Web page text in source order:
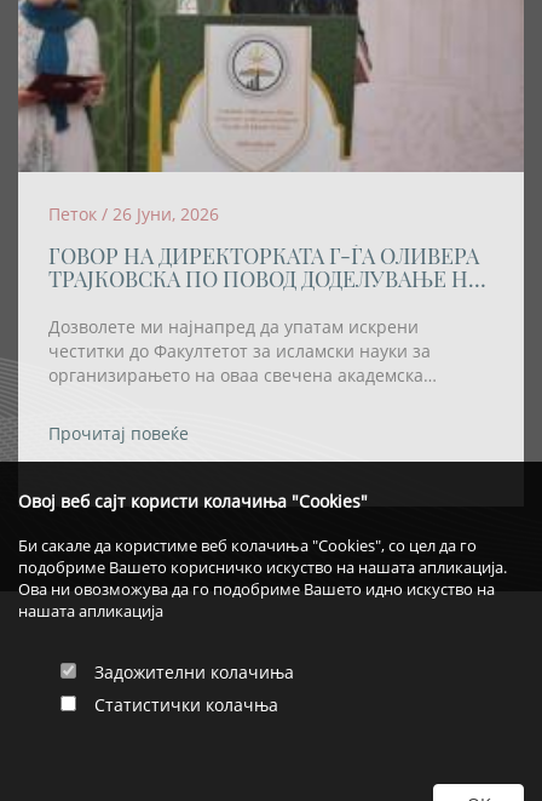
Овој веб сајт користи колачиња "Cookies"
Би сакале да користиме веб колачиња "Cookies", со цел да го
подобриме Вашето корисничко искуство на нашата апликација.
Ова ни овозможува да го подобриме Вашето идно искуство на
нашата апликација
Задожителни колачиња
Статистички колачња
Петок / 26 Јуни, 2026
ГОВОР НА ДИРЕКТОРКАТА Г-ЃА ОЛИВЕРА
ТРАЈКОВСКА ПО ПОВОД ДОДЕЛУВАЊЕ НА
HONORIS CAUSA” НА РЕИСОТ НА ИВЗ
Дозволете ми најнапред да упатам искрени
честитки до Факултетот за исламски науки за
организирањето на оваа свечена академска
академско признание – титулата „Doctor Honoris
Causa“ – да му биде доделена на Реис-ул-улема Хаџи
Прочитај повеќе